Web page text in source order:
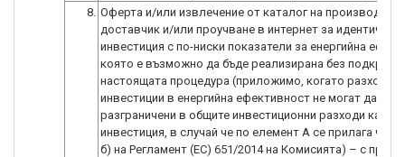
8. Оферта и/или извлечение от каталог на
доставчик и/или проучване в интернет за идентична
инвестиция с по-ниски показатели за енергийна
която е възможно да бъде реализирана без подкрепа
настоящата процедура (приложимо, когато
инвестиции в енергийна ефективност не могат да
разграничени в общите инвестиционни разходи като
инвестиция, в случай че по елемент А се прилага чл.
б) на Регламент (ЕС) 651/2014 на Комисията) – с